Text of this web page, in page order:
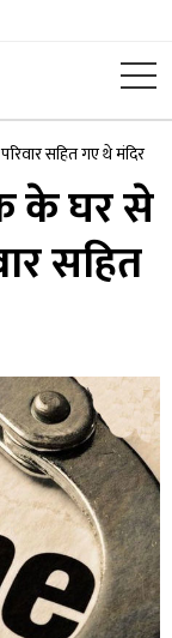
सहित गए थे मंदिर
के घर से
सहित